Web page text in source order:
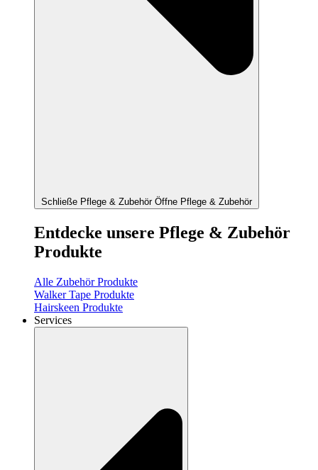
Schließe Pflege & Zubehör Öffne Pflege & Zubehör
Entdecke unsere Pflege & Zubehör
Produkte
Alle Zubehör Produkte
Walker Tape Produkte
Hairskeen Produkte
Services